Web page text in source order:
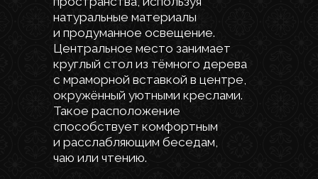
Оставьте свои данные
и мы свяжемся с Вами
обсуждения деталей
проекта и рассчета
стоимости